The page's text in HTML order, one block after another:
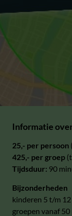
Informatie
25,- per persoon
425,- per groep
Tijdsduur: 90
Bijzonderheden
kinderen 5 t/m 12
groepen vanaf